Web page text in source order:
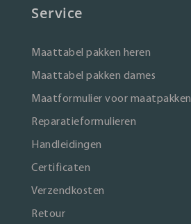
Service
Maattabel pakken heren
Maattabel pakken dames
Maatformulier voor maatpakken
Reparatieformulieren
Handleidingen
Certificaten
Verzendkosten
Retour